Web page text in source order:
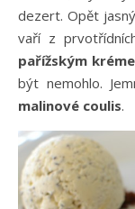
dezert. Opět
vaří z
pařížským
být nemohlo.
malinové coulis.